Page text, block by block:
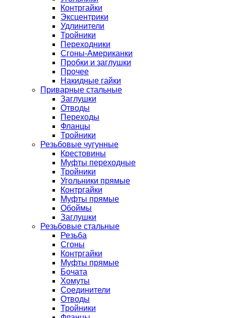
Контргайки
Эксцентрики
Удлинители
Тройники
Переходники
Сгоны-Американки
Пробки и заглушки
Прочее
Накидные гайки
Приварные стальные
Заглушки
Отводы
Переходы
Фланцы
Тройники
Резьбовые чугунные
Крестовины
Муфты переходные
Тройники
Угольники прямые
Контргайки
Муфты прямые
Обоймы
Заглушки
Резьбовые стальные
Резьба
Сгоны
Контргайки
Муфты прямые
Бочата
Хомуты
Соединители
Отводы
Тройники